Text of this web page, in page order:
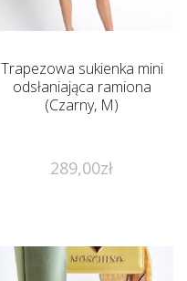
Trapezowa sukienka mini
odsłaniająca ramiona
(Czarny, M)
289,00zł